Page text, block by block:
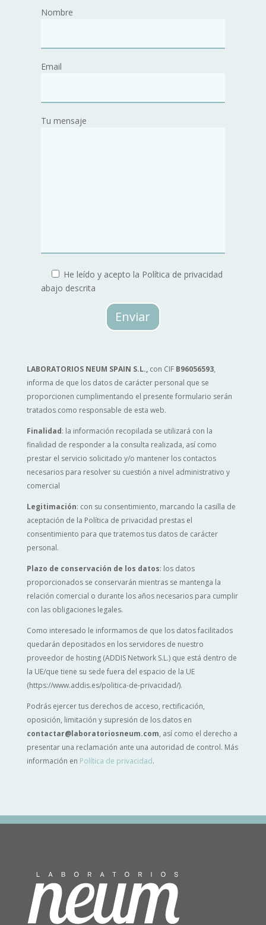
Nombre
Email
Tu mensaje
He leído y acepto la Política de privacidad
abajo descrita
Enviar
LABORATORIOS NEUM SPAIN S.L., con CIF B96056593,
informa de que los datos de carácter personal que se
proporcionen cumplimentando el presente formulario serán
tratados como responsable de esta web.
Finalidad: la información recopilada se utilizará con la
finalidad de responder a la consulta realizada, así como
prestar el servicio solicitado y/o mantener los contactos
necesarios para resolver su cuestión a nivel administrativo y
comercial
Legitimación: con su consentimiento, marcando la casilla de
aceptación de la Política de privacidad prestas el
consentimiento para que tratemos tus datos de carácter
personal.
Plazo de conservación de los datos: los datos
proporcionados se conservarán mientras se mantenga la
relación comercial o durante los años necesarios para cumplir
con las obligaciones legales.
Como interesado le informamos de que los datos facilitados
quedarán depositados en los servidores de nuestro
proveedor de hosting (ADDIS Network S.L.) que está dentro de
la UE/que tiene su sede fuera del espacio de la UE
(https://www.addis.es/politica-de-privacidad/).
Podrás ejercer tus derechos de acceso, rectificación,
oposición, limitación y supresión de los datos en
contactar@laboratoriosneum.com, así como el derecho a
presentar una reclamación ante una autoridad de control. Más
información en Política de privacidad.